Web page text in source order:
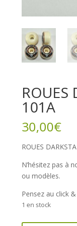
ROUES
101A
30,00€
ROUES
N’hésitez pas à
ou modèles.
Pensez au click
1 en stock